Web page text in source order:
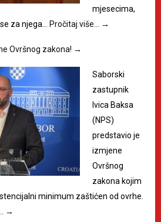
mjesecima,
za njega…
Pročitaj više… →
Ovršnog zakona! →
Saborski
zastupnik
Ivica Baksa
(NPS)
predstavio je
izmjene
Ovršnog
zakona kojim
minimum zaštićen od ovrhe.
→